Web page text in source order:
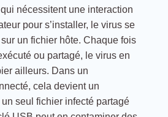
nécessitent une interaction
pour s’installer, le virus se
un fichier hôte. Chaque fois
ou partagé, le virus en
ailleurs. Dans un
cela devient un
seul fichier infecté partagé